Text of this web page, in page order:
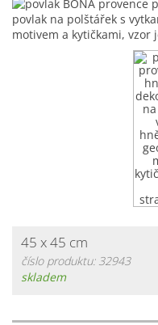
45 x 45 cm
číslo produktu: 32943
skladem